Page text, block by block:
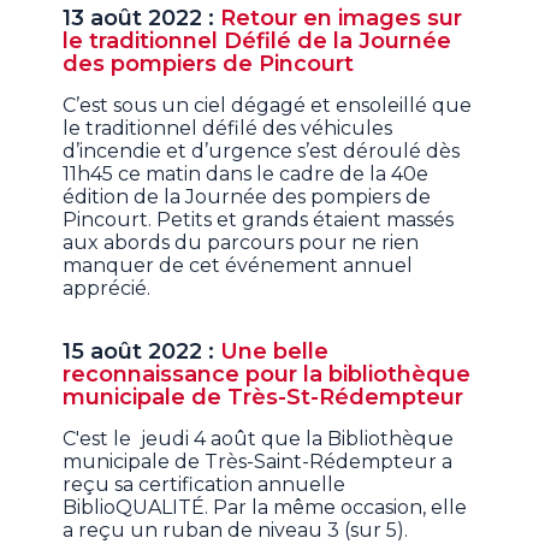
13 août 2022 : Retour en images sur
le traditionnel Défilé de la Journée
des pompiers de Pincourt
C’est sous un ciel dégagé et ensoleillé que
le traditionnel défilé des véhicules
d’incendie et d’urgence s’est déroulé dès
11h45 ce matin dans le cadre de la 40e
édition de la Journée des pompiers de
Pincourt. Petits et grands étaient massés
aux abords du parcours pour ne rien
manquer de cet événement annuel
apprécié.
15 août 2022 : Une belle
reconnaissance pour la bibliothèque
municipale de Très-St-Rédempteur
C'est le jeudi 4 août que la Bibliothèque
municipale de Très-Saint-Rédempteur a
reçu sa certification annuelle
BiblioQUALITÉ. Par la même occasion, elle
a reçu un ruban de niveau 3 (sur 5).